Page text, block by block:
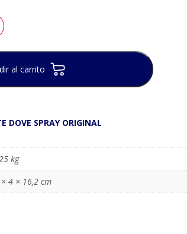
al carrito
DOVE SPRAY ORIGINAL
kg
× 4 × 16,2 cm